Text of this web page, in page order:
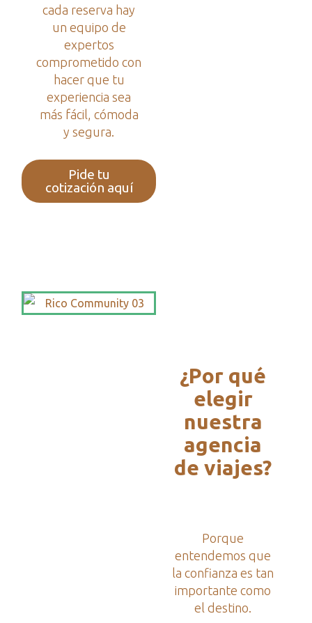
cada reserva hay
un equipo de
expertos
comprometido con
hacer que tu
experiencia sea
más fácil, cómoda
y segura.
Pide tu
cotización aquí
¿Por qué
elegir
nuestra
agencia
de viajes?
Porque
entendemos que
la confianza es tan
importante como
el destino.